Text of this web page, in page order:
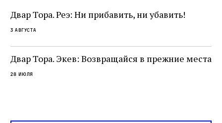
не просто покровитель переводчиков,
окружённый книгами. Перед нами человек,
одно решение которого вызвало возмущение
целой общины и стало частью многовекового
спора о том, кому принадлежит последнее
слово в переводе Библии
Двар Тора. Реэ: Ни прибавить, ни убавить!
3 августа
Двар Тора. Экев: Возвращайся в прежние места
28 июля